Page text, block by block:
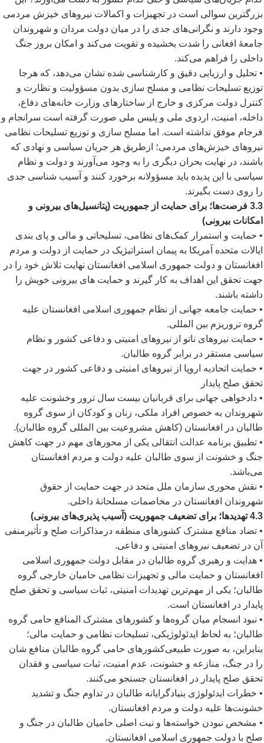
بزرگترین سوالی است در تجهیزات و اکمالات نیروهای خیزش مردمی
وجود دارند و نگرانیهای جدی را در میان دولت مردان و شهروندان
جامعۀ افغانی را شدت بخشیده و تقویت میکند و امکان بروز جنگ
داخلی را فراهم میکند.
• تحلیل و ارزیابی دقیق و کارشناسی شده نشان میدهد، که هرجا
توزیع تسلیحات نظامی و مسلح سازی بدون مسؤولیت و نظارت و
کنترل دولت مرکزی و خارج از ساختارهای وزارت خانههای دفاع،
داخله، امنیت، اردوی ملی و پلیس ملی صورت گرفته است سرانجام و
فرجام موفق نداشته است. اما مسلح سازی و توزیع تسلیحات نظامی
نیروهای خیزشهای مردمی؛ ازطریق هر جریان سیاسی و نهادی که
باشند، در نهایت بحران دیگری را به وجود می آورند و دولت و نظام
سیاسی با این پدیده باید مسؤولانه برخورد کنند و آسیب شناسی جدی
را روی دست بگیرند.
3.3 فرصت
ها؛ برای حمایت از جمهوریت (پتانسیلهای بیرونی و
امکانات بیرونی)
• حمایت و استمرار کمکهای نظامی، تسلیحاتی و مالی و پای بندی
ایالات متحده آمریکا به پیمان استراتیژیک در حمایت از دولت و مردم
افغانستان و دولت جمهوری اسلامی افغانستان نهایت تلاش خود را در
جهت تحقق این اهداف به کار گیرند و حمایت های بیرونی خویش را
داشته باشند.
• حمایت جامعه جهانی از نظام جمهوری اسلامی افغانستان علیه
گروه تروریزم بین المللی.
• حمایت نیروهای ناتو از نیروهای امنیتی و دفاعی کشور و نظام
سیاسی مستقر در برابر گروه طالبان.
• حمایت اتحادیه اروپا از نیروهای امنیتی و دفاعی کشور در جهت
تحقق صلح پایدار
• دادخواهی جهانی برای قربانیان بیست سال ترور وخشونت علیه
شهروندان به خصوص افراد ملکی، زنان و کودکان از سوی گروه
طالبان در افغانستان (کاهش مشروعیت بین المللی گروه طالبان).
• تطبیق برنامه عدالت انتقالی یکی از محورهای مهم در جهت کاهش
جنگ و خشونت از سوی طالبان علیه دولت و مردم افغانستان
میباشد.
• نقش محوری سازمان ملل متحد در جهت حمایت از حقوق
شهروندان افغانستان در مخاصمات مسلحانۀ داخلی.
4.3 تهدیدها؛ برای تضعیف جمهوریت (آسیب پذیری
های بیرونی)
• تضاد منافع مشترک کشورهای منطقه درمذاکرات صلح و تأثیرمنفی
آن در تضعیف نیروهای امنیتی و دفاعی.
• هدایت و رهبری گروه طالبان در مقابل دولت جمهوری اسلامی
افغانستان و حمایت مالی و تجهیزات نظامی حامیان خارجی گروه
طالبان؛ یکی از مهمترین تهدیدات امنیتی، ثبات سیاسی و تحقق صلح
پایدار در افغانستان است.
• نبود انسجام میان گروهها و کشورهای مشترک المنافع حامی گروه
طالبان؛ به لحاظ ایدئولوژیکی، تسلیحات نظامی و حمایت مالی؛
بنابراین، به صورت طبیعیکشورهای حامی گروه طالبان منافع شان
را در جنگ، منازعه و خشونت، عدم امنیت، ثبات سیاسی و فقدان
تحقق صلح پایدار در افغانستان جستجو میکنند.
• خطرات ایدئولوژی بنیادگرایانه طالبان در تداوم جنگ و تشدید
خشونتها علیه دولت و مردم افغانستان.
• مشخص نبودن خواستهها و نیت اصلی حامیان طالبان در جنگ و
صلح با دولت جمهوری اسلامی افغانستان.